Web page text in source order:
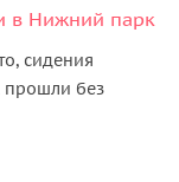
в Нижний парк
сидения
прошли без